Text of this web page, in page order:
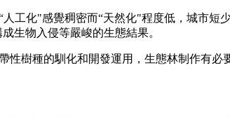
工化"感覺稠密而“天然化"程度低，城市短
生物入侵等嚴峻的生態結果。
樹種的馴化和開發運用，生態林制作有